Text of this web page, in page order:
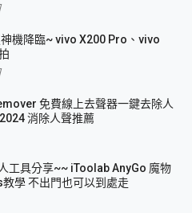
機降臨~ vivo X200 Pro、vivo
免費線上去聲器一鍵去除人
消除人聲推薦
工具分享~~ iToolab AnyGo 魔物
學 不出門也可以到處走